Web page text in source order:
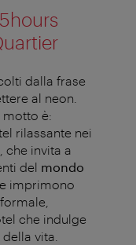
dalla frase
al neon.
motto è:
rilassante nei
, che invita a
del mondo
imprimono
che indulge
vita.